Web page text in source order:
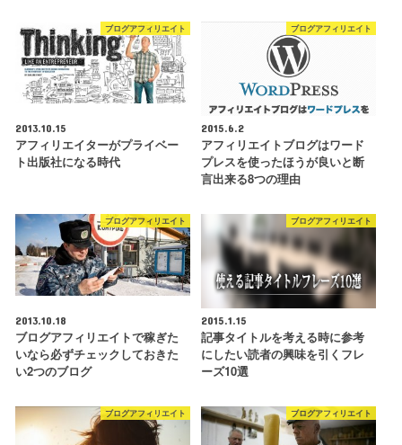
ブログアフィリエイト
2013.10.15
アフィリエイターがプライベー
ト出版社になる時代
ブログアフィリエイト
2015.6.2
アフィリエイトブログはワード
プレスを使ったほうが良いと断
言出来る8つの理由
ブログアフィリエイト
2013.10.18
ブログアフィリエイトで稼ぎた
いなら必ずチェックしておきた
い2つのブログ
ブログアフィリエイト
2015.1.15
記事タイトルを考える時に参考
にしたい読者の興味を引くフレ
ーズ10選
ブログアフィリエイト ブログアフィリエイト